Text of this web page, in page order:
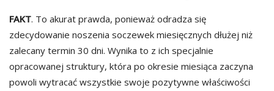
FAKT. To akurat prawda, ponieważ odradza się
zdecydowanie noszenia soczewek miesięcznych dłużej niż
zalecany termin 30 dni. Wynika to z ich specjalnie
opracowanej struktury, która po okresie miesiąca zaczyna
powoli wytracać wszystkie swoje pozytywne właściwości